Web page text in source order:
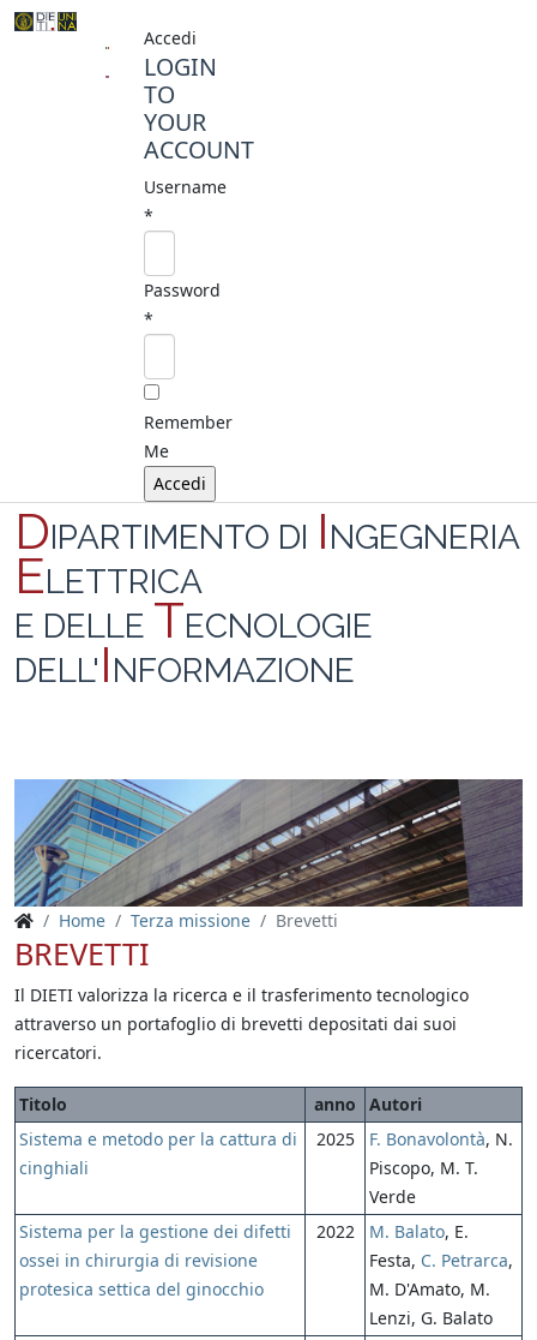
Accedi
LOGIN
TO
YOUR
ACCOUNT
Username
*
Password
*
Remember
Me
DIPARTIMENTO DI INGEGNERIA
ELETTRICA
E DELLE TECNOLOGIE
DELL'INFORMAZIONE
Home Terza missione Brevetti
BREVETTI
Il DIETI valorizza la ricerca e il trasferimento tecnologico
attraverso un portafoglio di brevetti depositati dai suoi
ricercatori.
Titolo anno
Autori
Sistema e metodo per la cattura di
cinghiali
2025 F. Bonavolontà, N.
Piscopo, M. T.
Verde
Sistema per la gestione dei difetti
ossei in chirurgia di revisione
protesica settica del ginocchio
2022 M. Balato, E.
Festa, C. Petrarca,
M. D'Amato, M.
Lenzi, G. Balato